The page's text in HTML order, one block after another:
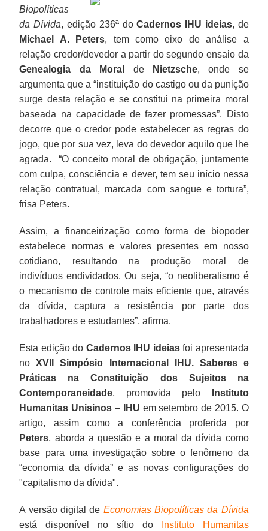
Biopolíticas
da Dívida, edição 236ª doCadernos IHU ideias, de
Michael A. Peters, tem como eixo de análise a
relação credor/devedor a partir do segundo ensaio da
Genealogia da Moral
de Nietzsche, onde se
argumenta que a “instituição do castigo ou da punição
surge desta relação e se constitui na primeira moral
baseada na capacidade de fazer promessas”. Disto
decorre que o credor pode estabelecer as regras do
jogo, que por sua vez, leva do devedor aquilo que lhe
agrada. “O conceito moral de obrigação, juntamente
com culpa, consciência e dever, tem seu início nessa
relação contratual, marcada com sangue e tortura”,
frisa Peters.
Assim, a financeirização como forma de biopoder
estabelece normas e valores presentes em nosso
cotidiano, resultando na produção moral de
indivíduos endividados. Ou seja, “o neoliberalismo é
o mecanismo de controle mais eficiente que, através
da dívida, captura a resistência por parte dos
trabalhadores e estudantes”, afirma.
Esta edição do Cadernos IHU ideiasfoi apresentada
noXVII Simpósio Internacional IHU. Saberes e
Práticas na Constituição dos Sujeitos na
Contemporaneidade, promovida pelo
Instituto
Humanitas Unisinos – IHU em setembro de 2015. O
artigo, assim como a conferência proferida por
Peters, aborda a questão e a moral da dívida como
base para uma investigação sobre o fenômeno da
“economia da dívida” e as novas configurações do
"capitalismo da dívida".
A versão digital de Economias Biopolíticas da Dívida
está disponível no sítio do
Instituto Humanitas